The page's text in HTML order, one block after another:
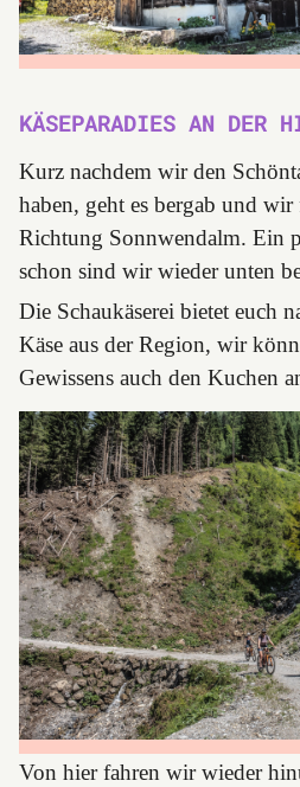
KÄSEPARADIES AN DER
Kurz nachdem wir den
haben, geht es bergab und
Richtung Sonnwendalm. Ein
schon sind wir wieder unten
Die Schaukäserei bietet euch
Käse aus der Region, wir
Gewissens auch den Kuchen
Von hier fahren wir wieder